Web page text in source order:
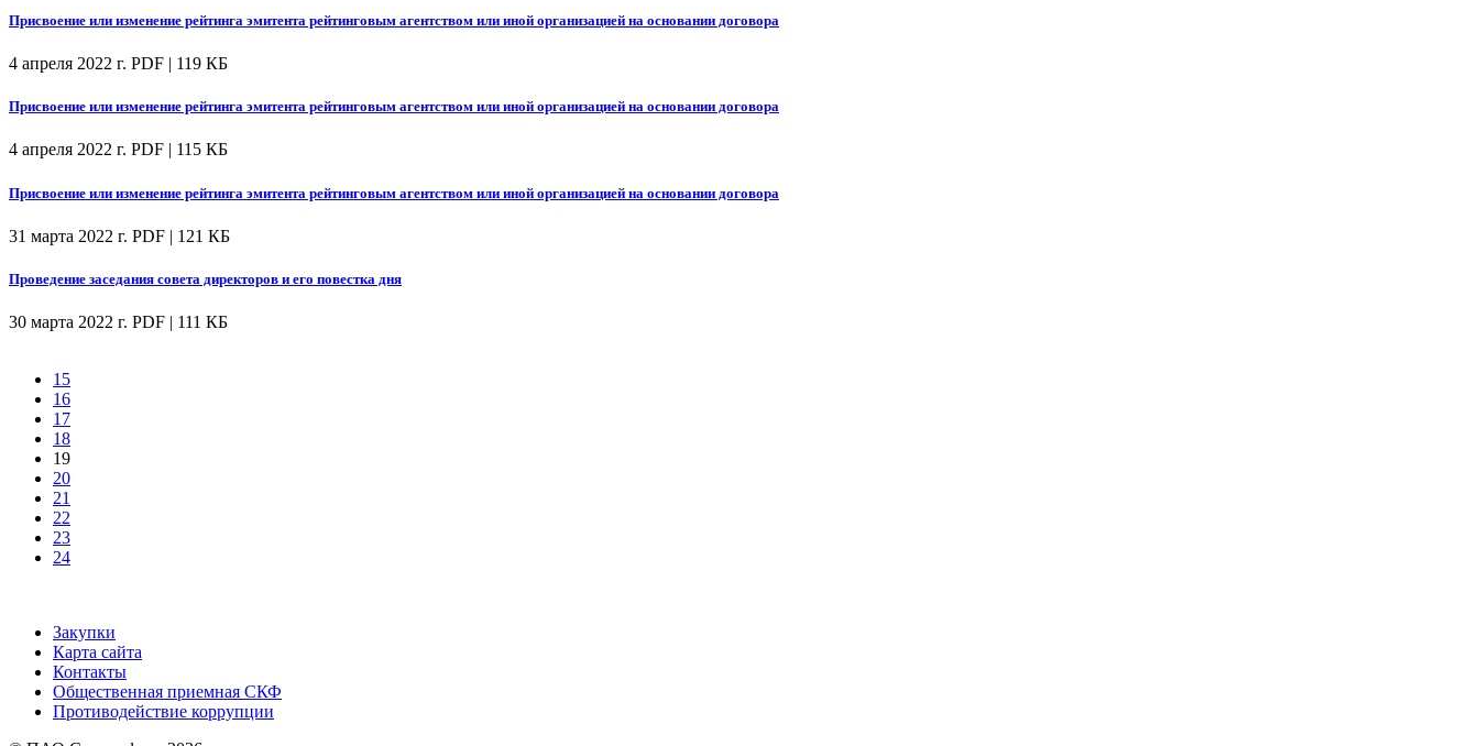
Присвоение или изменение рейтинга эмитента рейтинговым агентством или иной организацией на основании договора
4 апреля 2022 г. PDF | 119 КБ
Присвоение или изменение рейтинга эмитента рейтинговым агентством или иной организацией на основании договора
4 апреля 2022 г. PDF | 115 КБ
Присвоение или изменение рейтинга эмитента рейтинговым агентством или иной организацией на основании договора
31 марта 2022 г. PDF | 121 КБ
Проведение заседания совета директоров и его повестка дня
30 марта 2022 г. PDF | 111 КБ
15
16
17
18
19
20
21
22
23
24
Закупки
Карта сайта
Контакты
Общественная приемная СКФ
Противодействие коррупции